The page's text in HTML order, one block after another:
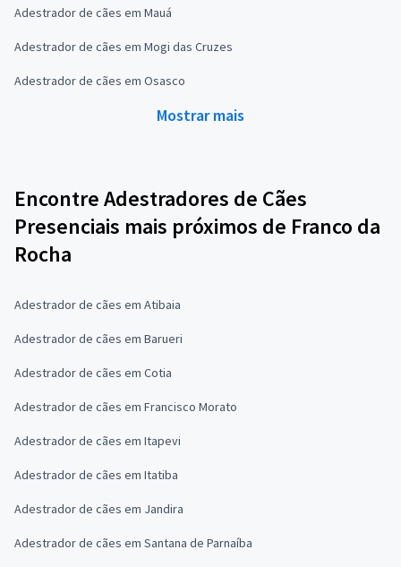
Adestrador de cães em Mauá
Adestrador de cães em Mogi das Cruzes
Adestrador de cães em Osasco
Mostrar mais
Encontre Adestradores de Cães
Presenciais mais próximos de Franco da
Rocha
Adestrador de cães em Atibaia
Adestrador de cães em Barueri
Adestrador de cães em Cotia
Adestrador de cães em Francisco Morato
Adestrador de cães em Itapevi
Adestrador de cães em Itatiba
Adestrador de cães em Jandira
Adestrador de cães em Santana de Parnaíba